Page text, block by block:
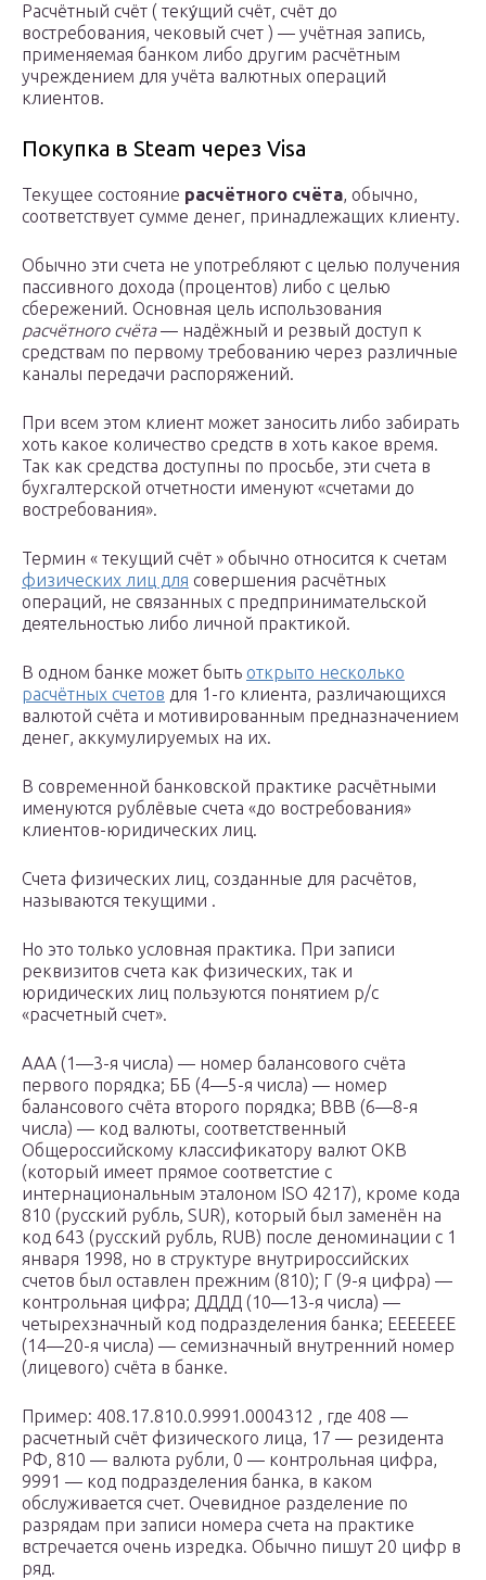
Расчётный счёт ( теку́щий счёт, счёт до
востребования, чековый счет ) — учётная запись,
применяемая банком либо другим расчётным
учреждением для учёта валютных операций
клиентов.
Покупка в Steam через Visa
Текущее состояние расчётного счёта, обычно,
соответствует сумме денег, принадлежащих клиенту.
Обычно эти счета не употребляют с целью получения
пассивного дохода (процентов) либо с целью
сбережений. Основная цель использования
расчётного счёта— надёжный и резвый доступ к
средствам по первому требованию через различные
каналы передачи распоряжений.
При всем этом клиент может заносить либо забирать
хоть какое количество средств в хоть какое время.
Так как средства доступны по просьбе, эти счета в
бухгалтерской отчетности именуют «счетами до
востребования».
Термин « текущий счёт » обычно относится к счетам
физических лиц для совершения расчётных
операций, не связанных с предпринимательской
деятельностью либо личной практикой.
В одном банке может быть открыто несколько
расчётных счетов для 1-го клиента, различающихся
валютой счёта и мотивированным предназначением
денег, аккумулируемых на их.
В современной банковской практике расчётными
именуются рублёвые счета «до востребования»
клиентов-юридических лиц.
Счета физических лиц, созданные для расчётов,
называются текущими .
Но это только условная практика. При записи
реквизитов счета как физических, так и
юридических лиц пользуются понятием р/с
«расчетный счет».
ААА (1—3-я числа) — номер балансового счёта
первого порядка; ББ (4—5-я числа) — номер
балансового счёта второго порядка; ВВВ (6—8-я
числа) — код валюты, соответственный
Общероссийскому классификатору валют ОКВ
(который имеет прямое соответстие с
интернациональным эталоном ISO 4217), кроме кода
810 (русский рубль, SUR), который был заменён на
код 643 (русский рубль, RUB) после деноминации с 1
января 1998, но в структуре внутрироссийских
счетов был оставлен прежним (810); Г (9-я цифра) —
контрольная цифра; ДДДД (10—13-я числа) —
четырехзначный код подразделения банка; ЕЕЕЕЕЕЕ
(14—20-я числа) — семизначный внутренний номер
(лицевого) счёта в банке.
Пример: 408.17.810.0.9991.0004312 , где 408 —
расчетный счёт физического лица, 17 — резидента
РФ, 810 — валюта рубли, 0 — контрольная цифра,
9991 — код подразделения банка, в каком
обслуживается счет. Очевидное разделение по
разрядам при записи номера счета на практике
встречается очень изредка. Обычно пишут 20 цифр в
ряд.